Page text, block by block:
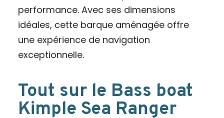
performance. Avec ses dimensions
idéales, cette barque aménagée offre
une expérience de navigation
exceptionnelle.
Tout sur le Bass boat
Kimple Sea Ranger